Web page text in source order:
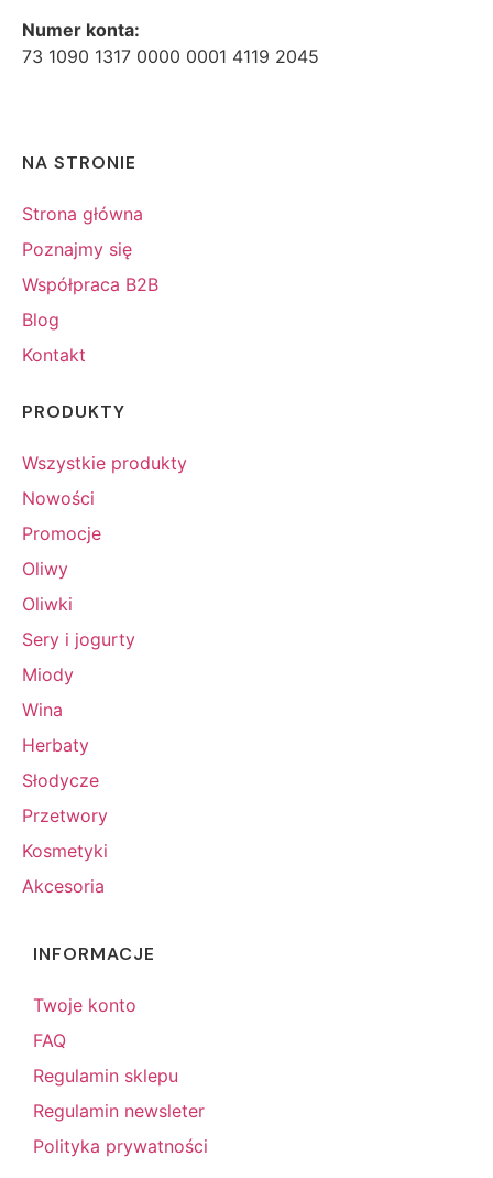
Numer konta:
73 1090 1317 0000 0001 4119 2045
NA STRONIE
Strona główna
Poznajmy się
Współpraca B2B
Blog
Kontakt
PRODUKTY
Wszystkie produkty
Nowości
Promocje
Oliwy
Oliwki
Sery i jogurty
Miody
Wina
Herbaty
Słodycze
Przetwory
Kosmetyki
Akcesoria
INFORMACJE
Twoje konto
FAQ
Regulamin sklepu
Regulamin newsleter
Polityka prywatności